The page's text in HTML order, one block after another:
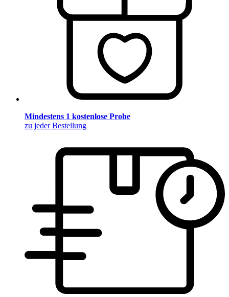
Mindestens 1 kostenlose Probe
zu jeder Bestellung